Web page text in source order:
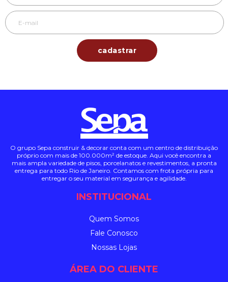
O grupo Sepa construir & decorar conta com um centro de distribuição
próprio com mais de 100.000m² de estoque. Aqui você encontra a
mais ampla variedade de pisos, porcelanatos e revestimentos, a pronta
entrega para todo Rio de Janeiro. Contamos com frota própria para
entregar o seu material em segurança e agilidade.
INSTITUCIONAL
Quem Somos
Fale Conosco
Nossas Lojas
ÁREA DO CLIENTE